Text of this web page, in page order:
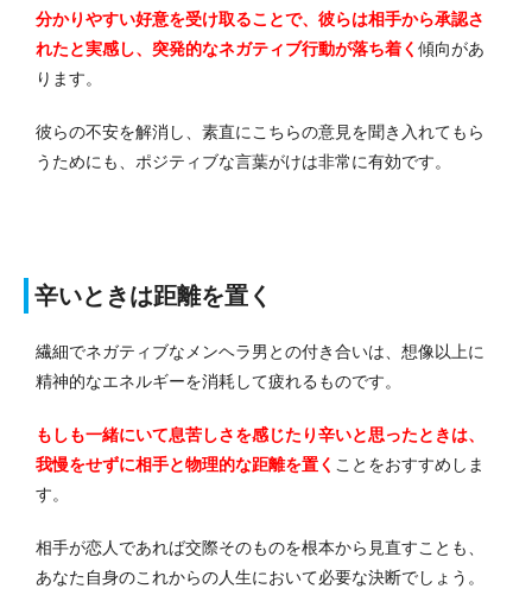
分かりやすい好意を受け取ることで、彼らは相手から承認さ
れたと実感し、突発的なネガティブ行動が落ち着く 傾向があ
ります。
彼らの不安を解消し、素直にこちらの意見を聞き入れてもら
うためにも、ポジティブな言葉がけは非常に有効です。
辛いときは距離を置く
繊細でネガティブなメンヘラ男との付き合いは、想像以上に
精神的なエネルギーを消耗して疲れるものです。
もしも一緒にいて息苦しさを感じたり辛いと思ったときは、
我慢をせずに相手と物理的な距離を置く ことをおすすめしま
す。
相手が恋人であれば交際そのものを根本から見直すことも、
あなた自身のこれからの人生において必要な決断でしょう。